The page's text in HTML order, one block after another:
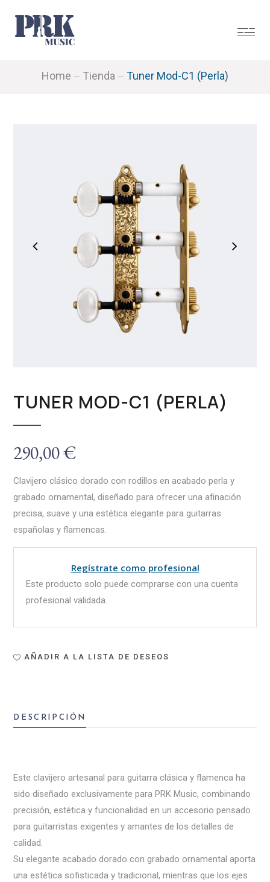
Home Tienda Tuner Mod-C1 (Perla)
TUNER MOD-C1 (PERLA)
290,00€
Clavijero clásico dorado con rodillos en acabado perla y
grabado ornamental, diseñado para ofrecer una afinación
precisa, suave y una estética elegante para guitarras
españolas y flamencas.
Este producto solo puede comprarse con una cuenta
profesional validada.
Regístrate como profesional
AÑADIR A LA LISTA DE DESEOS
DESCRIPCIÓN
Este clavijero artesanal para guitarra clásica y flamenca ha
sido diseñado exclusivamente para PRK Music, combinando
precisión, estética y funcionalidad en un accesorio pensado
para guitarristas exigentes y amantes de los detalles de
calidad.
Su elegante acabado dorado con grabado ornamental aporta
una estética sofisticada y tradicional, mientras que los ejes